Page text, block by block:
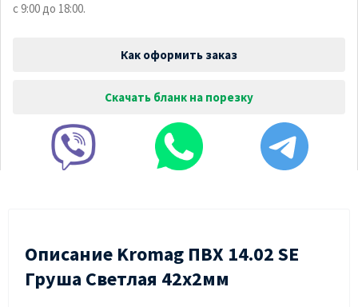
с 9:00 до 18:00.
Как оформить заказ
Скачать бланк на порезку
Описание Kromag ПВХ 14.02 SЕ
Груша Светлая 42х2мм